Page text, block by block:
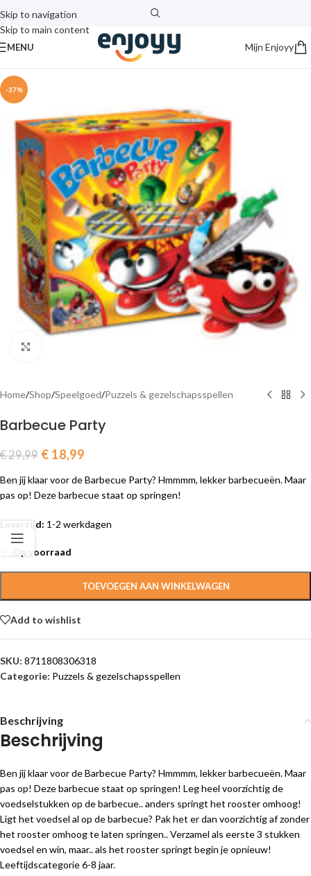
Skip to navigation
Skip to main content
MENU Mijn Enjoyy
-37%
Home/Shop/Speelgoed/Puzzels & gezelschapsspellen
Barbecue Party
€29,99 € 18,99
Ben jij klaar voor de Barbecue Party? Hmmmm, lekker barbecueën. Maar
pas op! Deze barbecue staat op springen!
Levertijd: 1-2 werkdagen
Op voorraad
TOEVOEGEN AAN WINKELWAGEN
Add to wishlist
SKU: 8711808306318
Categorie: Puzzels & gezelschapsspellen
Beschrijving
Beschrijving
Ben jij klaar voor de Barbecue Party? Hmmmm, lekker barbecueën. Maar
pas op! Deze barbecue staat op springen! Leg heel voorzichtig de
voedselstukken op de barbecue.. anders springt het rooster omhoog!
Ligt het voedsel al op de barbecue? Pak het er dan voorzichtig af zonder
het rooster omhoog te laten springen.. Verzamel als eerste 3 stukken
voedsel en win, maar.. als het rooster springt begin je opnieuw!
Leeftijdscategorie 6-8 jaar.